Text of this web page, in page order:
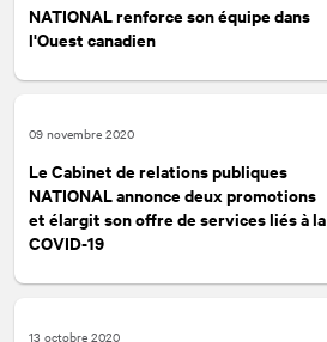
NATIONALrenforce son équipe dans
l'Ouest canadien
09 novembre 2020
Le Cabinet de relations publiques
NATIONALannonce deux promotions
et élargit son offre de services liés à la
COVID-19
13 octobre 2020